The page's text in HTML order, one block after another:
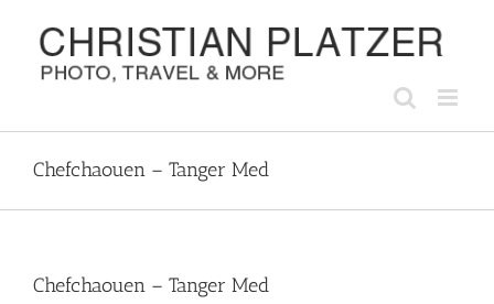
Inhalt
springen
Chefchaouen – Tanger Med
Chefchaouen – Tanger Med